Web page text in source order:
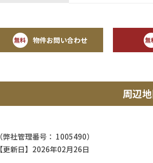
無料 物件お問い合わせ 無
周辺
（弊社管理番号： 1005490）
【更新日】2026年02月26日